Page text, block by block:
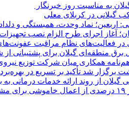
به مناسبت روز خبرنگار
گیلانی در کربلای معلی
اربعین؛ نماد وحدت، همبستگی و
آغاز اجرای طرح الزام نصب
در فعالیت‌های نظام مراقبت
برق منطقه‌ای گیلان برای پشتیبانی
همكاری میان شركت توزیع نیروی
شد تأکید بر تسریع در
گیلان از روند ارائه خدمات درمانی